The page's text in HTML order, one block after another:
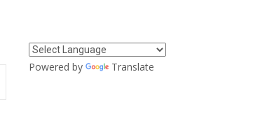
Powered by Translate